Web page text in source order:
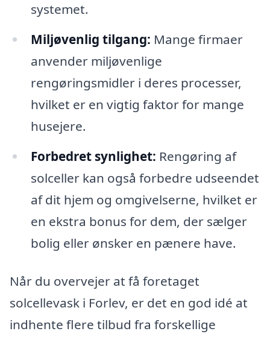
systemet.
Miljøvenlig tilgang: Mange firmaer
anvender miljøvenlige
rengøringsmidler i deres processer,
hvilket er en vigtig faktor for mange
husejere.
Forbedret synlighet: Rengøring af
solceller kan også forbedre udseendet
af dit hjem og omgivelserne, hvilket er
en ekstra bonus for dem, der sælger
bolig eller ønsker en pænere have.
Når du overvejer at få foretaget
solcellevask i Forlev, er det en god idé at
indhente flere tilbud fra forskellige